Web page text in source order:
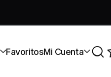
FavoritosMi Cuenta